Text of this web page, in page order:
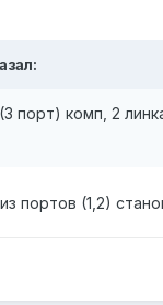
порт) комп, 2
портов (1,2)